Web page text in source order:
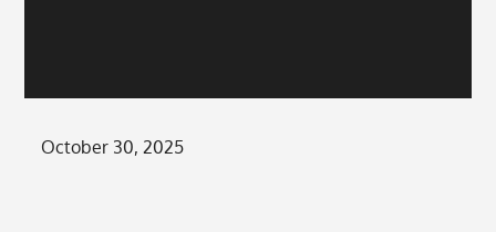
Posted
October 30, 2025